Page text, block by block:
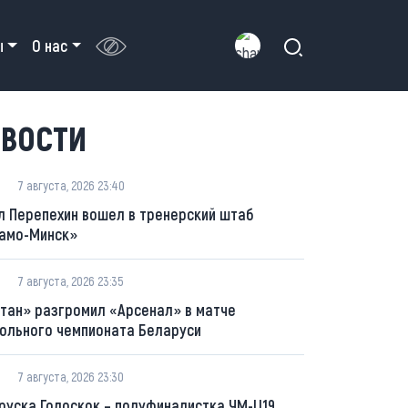
О нас
7 августа, 2026 23:40
Перепехин вошел в тренерский штаб
Минск»
7 августа, 2026 23:35
разгромил «Арсенал» в матче
чемпионата Беларуси
7 августа, 2026 23:30